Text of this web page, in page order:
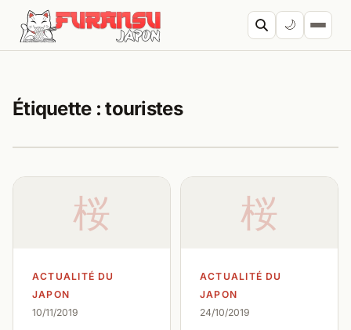
Aller au contenu
🌙
Étiquette :touristes
桜
ACTUALITÉ DU
JAPON
10/11/2019
桜
ACTUALITÉ DU
JAPON
24/10/2019